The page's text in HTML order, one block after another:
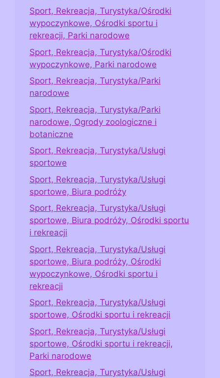
Sport, Rekreacja, Turystyka/Ośrodki
wypoczynkowe, Ośrodki sportu i
rekreacji, Parki narodowe
Sport, Rekreacja, Turystyka/Ośrodki
wypoczynkowe, Parki narodowe
Sport, Rekreacja, Turystyka/Parki
narodowe
Sport, Rekreacja, Turystyka/Parki
narodowe, Ogrody zoologiczne i
botaniczne
Sport, Rekreacja, Turystyka/Usługi
sportowe
Sport, Rekreacja, Turystyka/Usługi
sportowe, Biura podróży
Sport, Rekreacja, Turystyka/Usługi
sportowe, Biura podróży, Ośrodki sportu
i rekreacji
Sport, Rekreacja, Turystyka/Usługi
sportowe, Biura podróży, Ośrodki
wypoczynkowe, Ośrodki sportu i
rekreacji
Sport, Rekreacja, Turystyka/Usługi
sportowe, Ośrodki sportu i rekreacji
Sport, Rekreacja, Turystyka/Usługi
sportowe, Ośrodki sportu i rekreacji,
Parki narodowe
Sport, Rekreacja, Turystyka/Usługi